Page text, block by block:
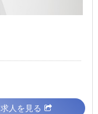
求人を見る